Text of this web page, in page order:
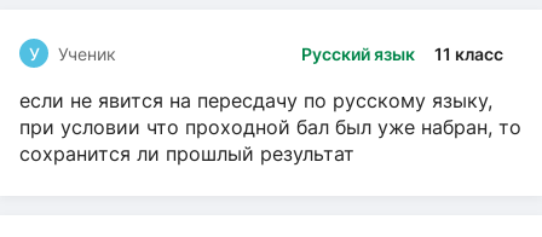
Русский язык 11 класс
У Ученик
если не явится на пересдачу по русскому языку,
при условии что проходной бал был уже набран, то
сохранится ли прошлый результат